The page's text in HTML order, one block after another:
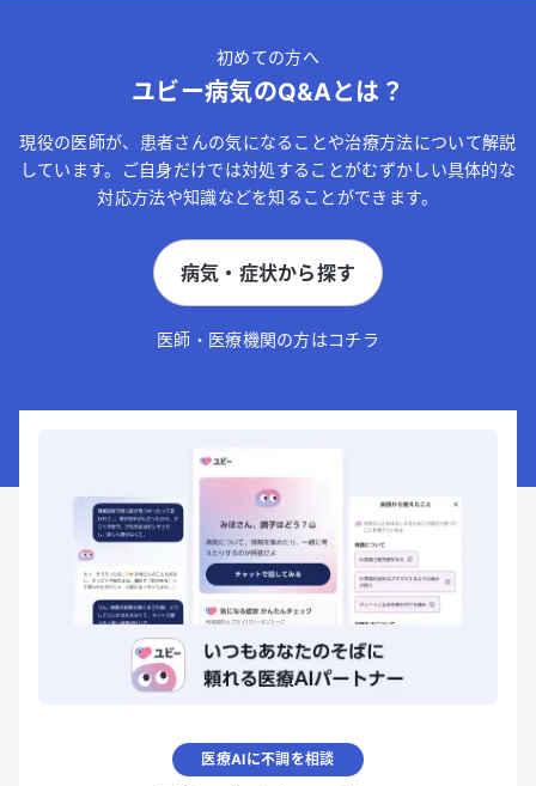
初めての方へ
ユビー病気のQ&Aとは？
現役の医師が、患者さんの気になることや治療方法について解説
しています。ご自身だけでは対処することがむずかしい具体的な
対応方法や知識などを知ることができます。
病気・症状から探す
医師・医療機関の方はコチラ
医療AIに不調を相談